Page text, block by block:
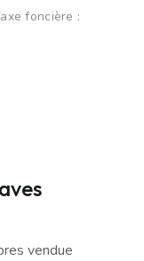
foncière :
vendue